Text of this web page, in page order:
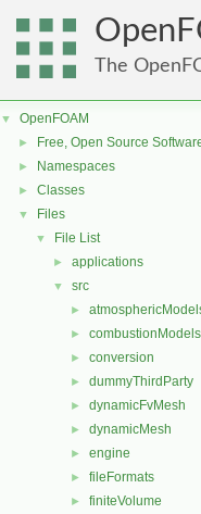
The
▼ OpenFOAM
► Free, Open Source
► Namespaces
► Classes
▼ Files
▼ File List
► applications
▼ src
►
► combustionModels
► conversion
► dummyThirdParty
► dynamicFvMesh
► dynamicMesh
► engine
► fileFormats
► finiteVolume